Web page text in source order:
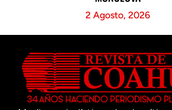
2 Agosto, 2026